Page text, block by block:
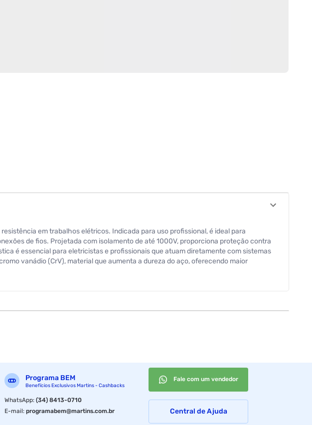
em trabalhos elétricos. Indicada para uso profissional, é ideal para
de fios. Projetada com isolamento de até 1000V, proporciona proteção contra
é essencial para eletricistas e profissionais que atuam diretamente com sistemas
vanádio (CrV), material que aumenta a dureza do aço, oferecendo maior
ou a ferramenta. Seu design proporciona controle firme durante o uso, contribuindo
Programa BEM
Benefícios Exclusivos Martins - Cashbacks
WhatsApp:(34) 8413-0710
E-mail:programabem@martins.com.br
Fale com um vendedor
Central de Ajuda